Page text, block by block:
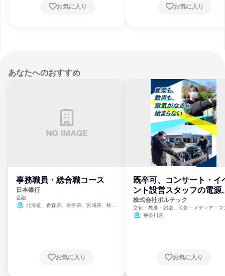
お気に入り お気に入り
あなたへのおすすめ
事務職員・総合職コース
日本銀行
金融
北海道、青森県、岩手県、宮城県、秋田
崎県、熊本県、大分県、宮崎県、鹿児島県、
お気に入り
既卒可、コンサート・イ
ント設営スタッフの電源
門
株式会社ボルテック
文化・教養・娯楽、広告・メディア・マ
ミ、電力・ガス・水道・エネルギー
神奈川県
お気に入り